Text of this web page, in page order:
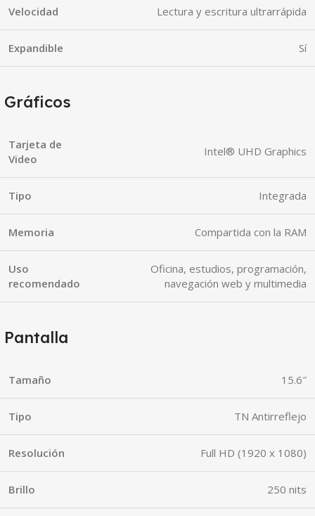
Velocidad Lectura y escritura ultrarrápida
Expandible Sí
Gráficos
Tarjeta de
Video
Intel® UHD Graphics
Tipo Integrada
Memoria Compartida con la RAM
Uso
recomendado
Oficina, estudios, programación,
navegación web y multimedia
Pantalla
Tamaño 15.6″
Tipo TN Antirreflejo
Resolución Full HD (1920 x 1080)
Brillo 250 nits